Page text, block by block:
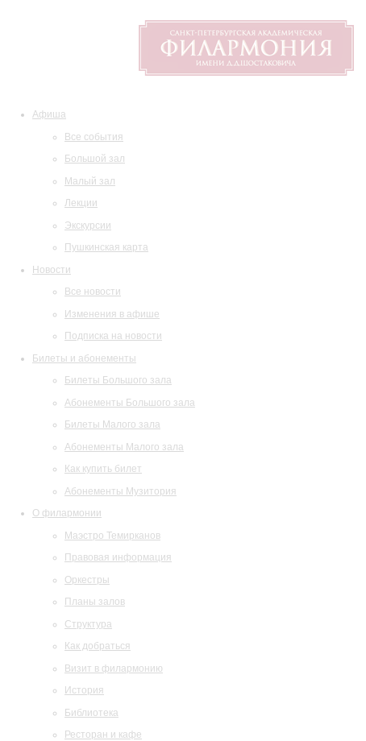
Афиша
Все события
Большой зал
Малый зал
Лекции
Экскурсии
Пушкинская карта
Новости
Все новости
Изменения в афише
Подписка на новости
Билеты и абонементы
Билеты Большого зала
Абонементы Большого зала
Билеты Малого зала
Абонементы Малого зала
Как купить билет
Абонементы Музитория
О филармонии
Маэстро Темирканов
Правовая информация
Оркестры
Планы залов
Структура
Как добраться
Визит в филармонию
История
Библиотека
Ресторан и кафе